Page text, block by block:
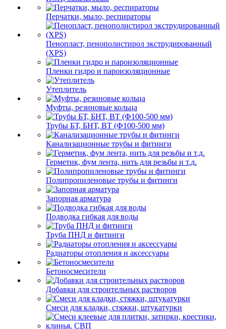
Перчатки, мыло, респираторы
Пенопласт, пенополистирол экструдированный
(XPS)
Пленки гидро и пароизоляционные
Утеплитель
Муфты, резиновые кольца
Трубы БТ, БНТ, ВТ (Ф100-500 мм)
Канализационные трубы и фитинги
Герметик, фум лента, нить для резьбы и т.д.
Полипропиленовые трубы и фитинги
Запорная арматура
Подводка гибкая для воды
Труба ПНД и фитинги
Радиаторы отопления и аксессуары
Бетоносмесители
Добавки для строительных растворов
Смеси для кладки, стяжки, штукатурки